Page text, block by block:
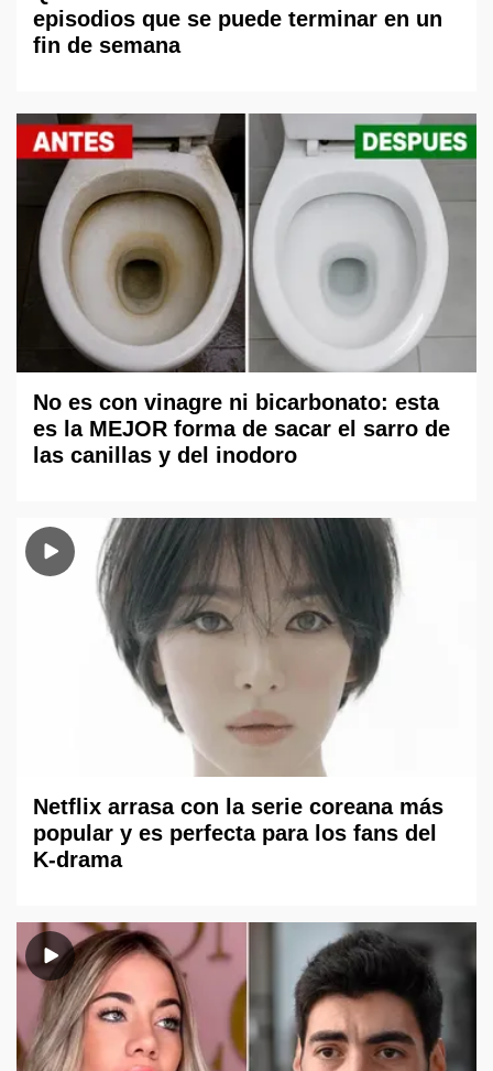
episodios que se puede terminar en un
fin de semana
No es con vinagre ni bicarbonato: esta
es la MEJOR forma de sacar el sarro de
las canillas y del inodoro
Netflix arrasa con la serie coreana más
popular y es perfecta para los fans del
K-drama